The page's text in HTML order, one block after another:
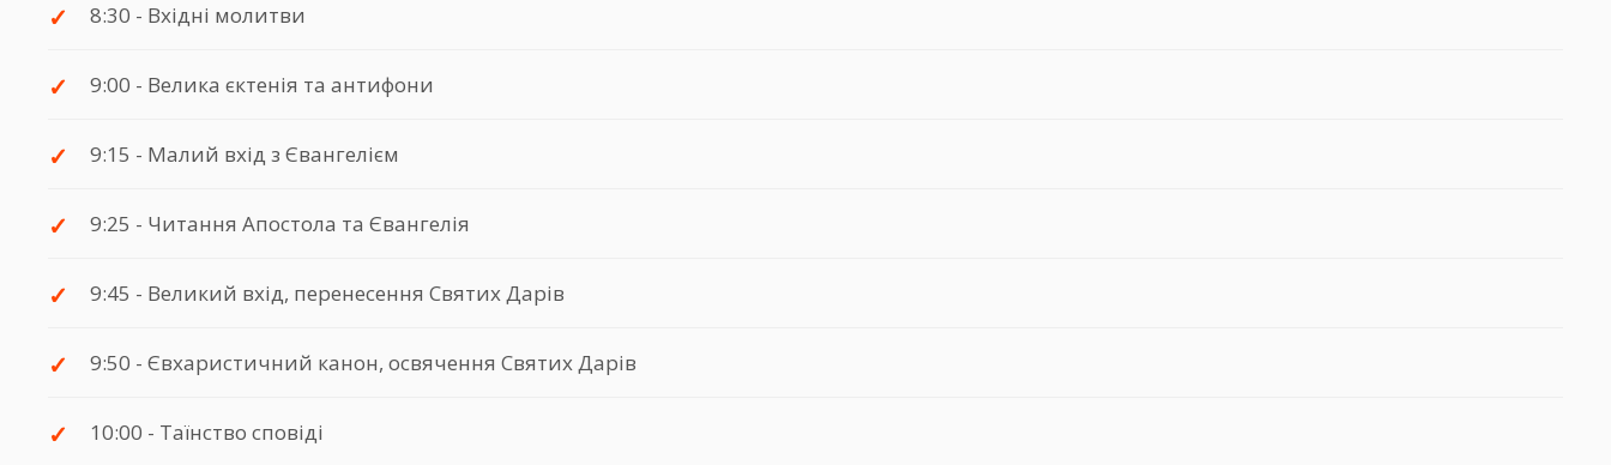
8:30 - Вхідні молитви
9:00 - Велика єктенія та антифони
9:15 - Малий вхід з Євангелієм
9:25 - Читання Апостола та Євангелія
9:45 - Великий вхід, перенесення Святих Дарів
9:50 - Євхаристичний канон, освячення Святих Дарів
10:00 - Таїнство сповіді